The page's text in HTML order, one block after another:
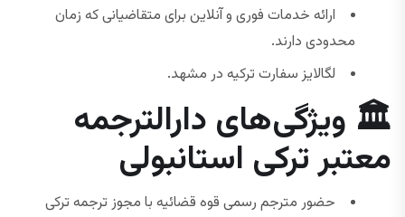
ارائه خدمات فوری و آنلاین برای متقاضیانی که زمان
محدودی دارند.
لگالایز سفارت ترکیه در مشهد.
🏛 ویژگی‌های دارالترجمه
معتبر ترکی استانبولی
حضور مترجم رسمی قوه قضائیه با مجوز ترجمه ترکی